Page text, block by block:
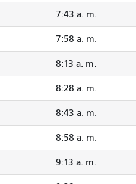
7:43 a. m.
7:58 a. m.
8:13 a. m.
8:28 a. m.
8:43 a. m.
8:58 a. m.
9:13 a. m.